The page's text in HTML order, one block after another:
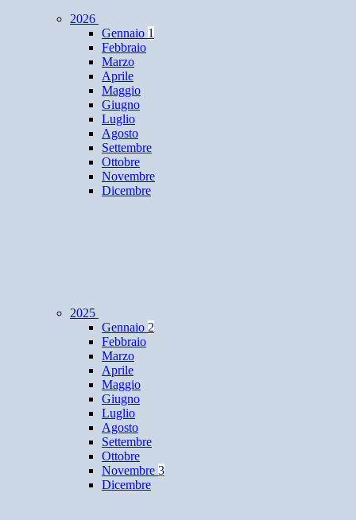
2026
Gennaio 1
Febbraio
Marzo
Aprile
Maggio
Giugno
Luglio
Agosto
Settembre
Ottobre
Novembre
Dicembre
2025
Gennaio 2
Febbraio
Marzo
Aprile
Maggio
Giugno
Luglio
Agosto
Settembre
Ottobre
Novembre 3
Dicembre